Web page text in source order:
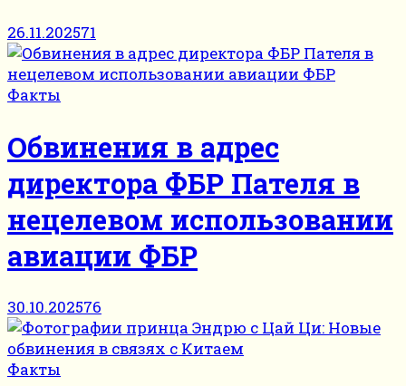
26.11.202571
Факты
Обвинения в адрес
директора ФБР Пателя в
нецелевом использовании
авиации ФБР
30.10.202576
Факты